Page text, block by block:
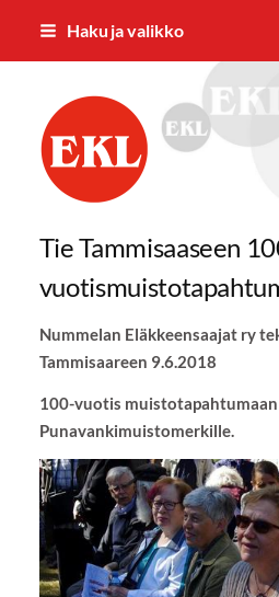
Siirry
Haku ja valikko
Nummelan
Tie Tammisaaseen
Nummelan Eläkkeensaajat ry
Tammisaareen 9.6.2018
100-vuotis muistotapahtumaan
Punavankimuistomerkille.